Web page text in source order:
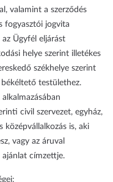
valamint a szerződés
fogyasztói jogvita
az Ügyfél eljárást
helye szerint illetékes
székhelye szerint
testülethez.
civil szervezet, egyház,
középvállalkozás is, aki
vagy az áruval
ajánlat címzettje.